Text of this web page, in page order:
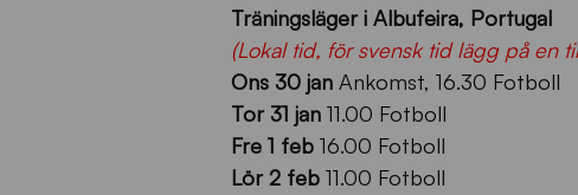
Träningsläger i Albufeira, Portugal
(Lokal tid, för svensk tid lägg på en
Ons 30 jan Ankomst, 16.30 Fotboll
Tor 31 jan 11.00 Fotboll
Fre 1 feb 16.00 Fotboll
Lör 2 feb 11.00 Fotboll